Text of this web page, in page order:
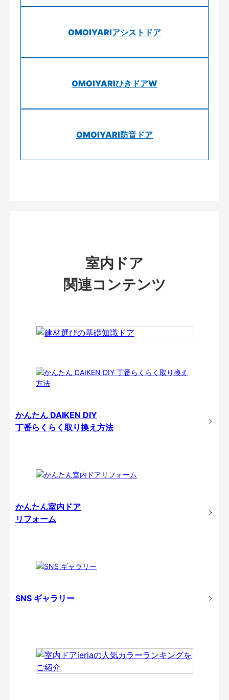
OMOIYARIアシストドア
OMOIYARIひきドアW
OMOIYARI防音ドア
室内ドア
関連コンテンツ
かんたん DAIKEN DIY
丁番らくらく取り換え方法
かんたん室内ドア
リフォーム
SNS ギャラリー